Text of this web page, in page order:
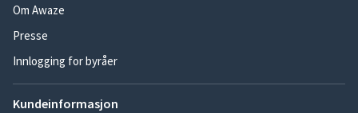
Om Awaze
Presse
Innlogging for byråer
Kundeinformasjon